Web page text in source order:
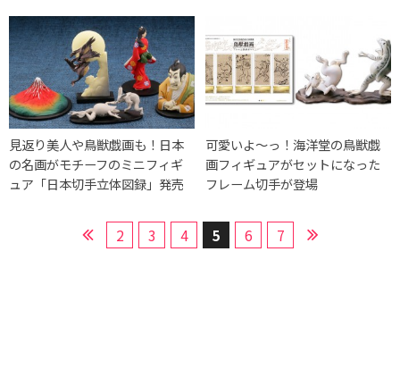
見返り美人や鳥獣戯画も！日本
の名画がモチーフのミニフィギ
ュア「日本切手立体図録」発売
可愛いよ〜っ！海洋堂の鳥獣戯
画フィギュアがセットになった
フレーム切手が登場
2 3 4 5 6 7